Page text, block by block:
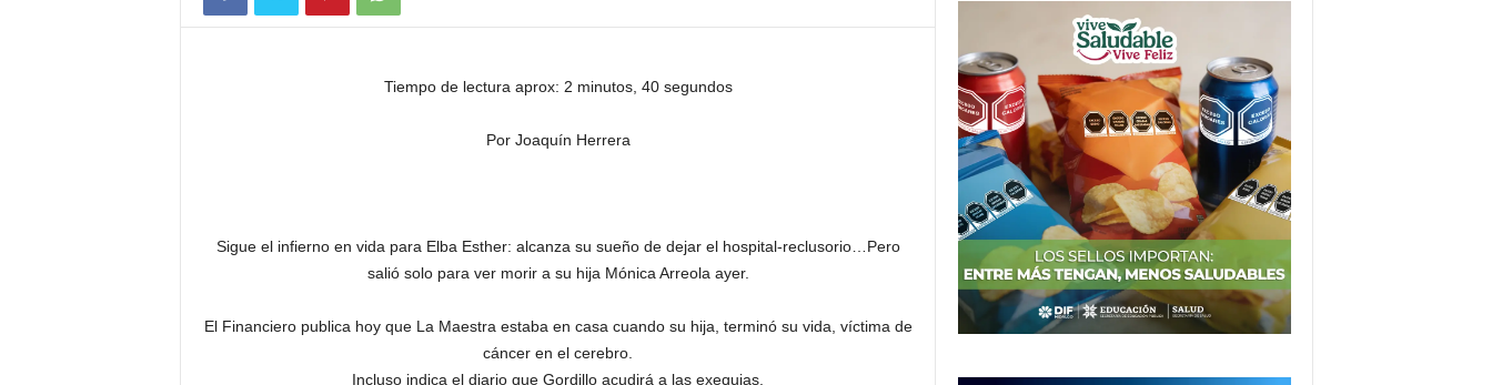
Tiempo de lectura aprox: 2 minutos, 40 segundos
Por Joaquín Herrera
Sigue el infierno en vida para Elba Esther: alcanza su sueño de dejar el hospital-reclusorio…Pero
salió solo para ver morir a su hija Mónica Arreola ayer.
El Financiero publica hoy que La Maestra estaba en casa cuando su hija, terminó su vida, víctima de
cáncer en el cerebro.
Incluso indica el diario que Gordillo acudirá a las exequias.